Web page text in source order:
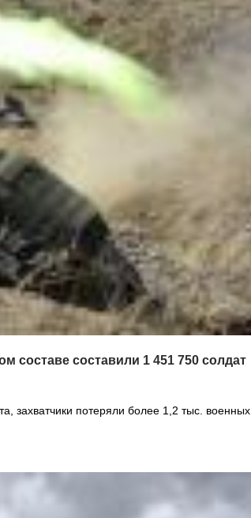
составе составили 1 451 750 солдат
захватчики потеряли более 1,2 тыс. военных